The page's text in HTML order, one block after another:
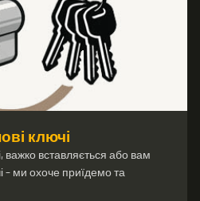
ключі
важко вставляється або вам
– ми охоче приїдемо та